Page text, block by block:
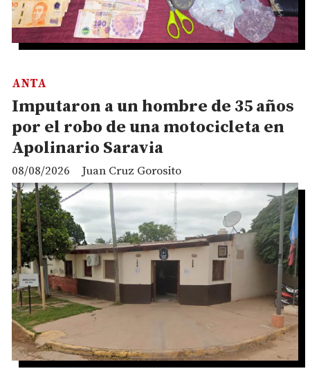
Imputaron a un hombre de 35 años
por el robo de una motocicleta en
Apolinario Saravia
Juan Cruz Gorosito
ANTA
08/08/2026